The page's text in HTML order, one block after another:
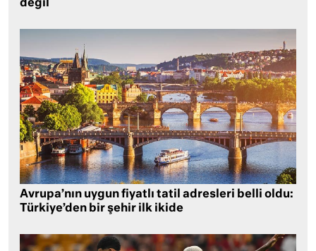
değil
Avrupa’nın uygun fiyatlı tatil adresleri belli oldu:
Türkiye’den bir şehir ilk ikide